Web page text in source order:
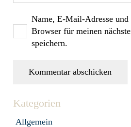
Name, E-Mail-Adresse und
Browser für meinen
speichern.
Kommentar abschicken
Kategorien
Allgemein